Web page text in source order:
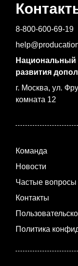
8-800-600-69-19
Национальный
развития
г. Москва, ул.
комната 12
Команда
Новости
Частые вопросы
Контакты
Политика